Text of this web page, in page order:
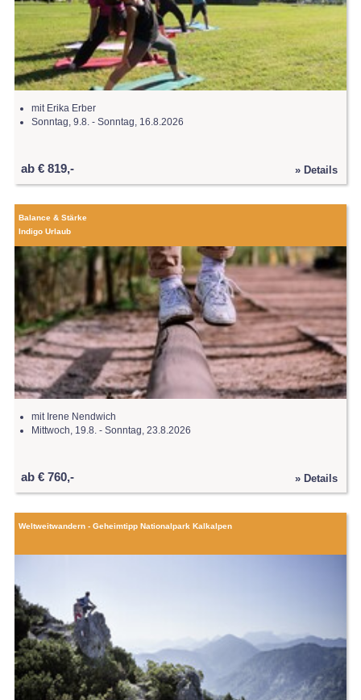
mit Erika Erber
Sonntag, 9.8. - Sonntag, 16.8.2026
ab € 819,- » Details
Balance & Stärke
Indigo Urlaub
mit Irene Nendwich
Mittwoch, 19.8. - Sonntag, 23.8.2026
ab € 760,- » Details
Weltweitwandern - Geheimtipp Nationalpark Kalkalpen